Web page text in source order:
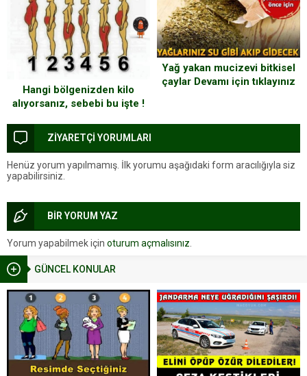
GÜNCEL KONULAR
Hangi bölgenizden kilo
alıyorsanız, sebebi bu işte !
Yağ yakan mucizevi bitkisel
çaylar Devamı için tıklayınız
ZİYARETÇİ YORUMLARI
Henüz yorum yapılmamış. İlk yorumu aşağıdaki form aracılığıyla siz
yapabilirsiniz.
BİR YORUM YAZ
Yorum yapabilmek için oturum açmalısınız.